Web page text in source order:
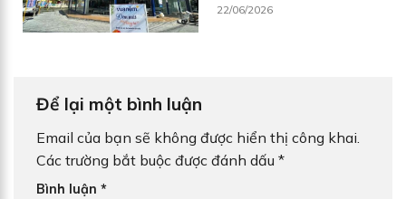
22/06/2026
Để lại một bình luận
Email của bạn sẽ không được hiển thị công khai.
Các trường bắt buộc được đánh dấu *
Bình luận *